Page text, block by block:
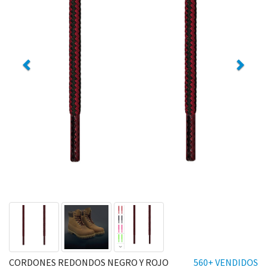
Previous
560+ VENDIDOS
CORDONES REDONDOS NEGRO Y ROJO